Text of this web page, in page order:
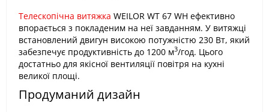
Телескопічна витяжка WEILOR WT 67 WH ефективно
впорається з покладеним на неї завданням. У витяжці
встановлений двигун високою потужністю 230 Вт, який
забезпечує продуктивність до 1200 м3/год. Цього
достатньо для якісної вентиляції повітря на кухні
великої площі.
Продуманий дизайн